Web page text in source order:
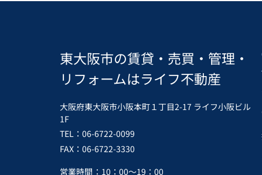
東大阪市の賃貸・売買・管理・
リフォームはライフ不動産
大阪府東大阪市小阪本町１丁目2-17 ライフ小阪ビル
1F
TEL：06-6722-0099
FAX：06-6722-3330
営業時間 ：10：00～19：00